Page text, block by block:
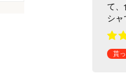
て、
シャ
貰